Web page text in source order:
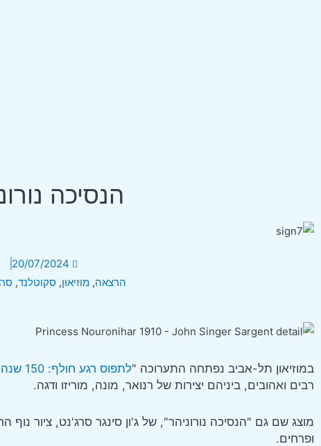
הנסיכה
20/07/2024
הרצאה, מוזיאון, סקוטלנד,
במוזיאון תל-אביב נפתחה התערוכה "לתפוס רגע חולף: 150 שנה לאימפרסיוניזם
רבים ואהובים, ביניהם יצירות של רנואר, מונה, מוריזו ודגה.
מוצג שם גם "הנסיכה נורוניהר", של ג'ון סינגר סרג'נט, ציור נוף
ופרחים.